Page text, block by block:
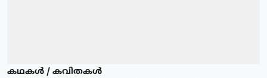
കഥകള്‍ / കവിതകള്‍